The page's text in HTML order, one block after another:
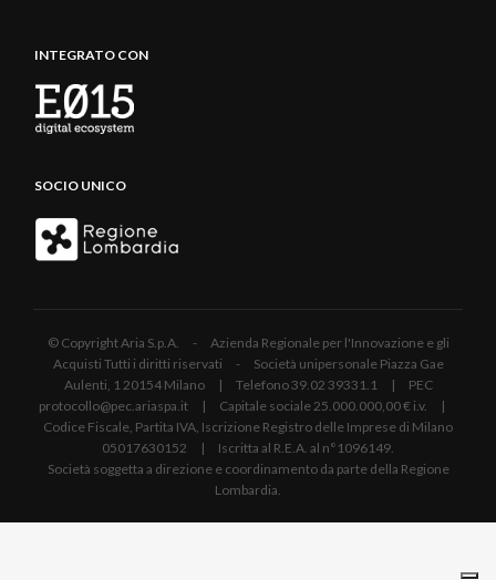
INTEGRATO CON
SOCIO UNICO
© Copyright Aria S.p.A. - Azienda Regionale per l'Innovazione e gli
Acquisti Tutti i diritti riservati - Società unipersonale Piazza Gae
Aulenti, 1 20154 Milano | Telefono 39.02 39331.1 | PEC
protocollo@pec.ariaspa.it | Capitale sociale 25.000.000,00 € i.v. |
Codice Fiscale, Partita IVA, Iscrizione Registro delle Imprese di Milano
05017630152 | Iscritta al R.E.A. al n°1096149.
Società soggetta a direzione e coordinamento da parte della Regione
Lombardia.